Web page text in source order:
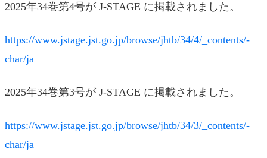
2025年34巻第4号が J-STAGE に掲載されました。
https://www.jstage.jst.go.jp/browse/jhtb/34/4/_contents/-
char/ja
2025年34巻第3号が J-STAGE に掲載されました。
https://www.jstage.jst.go.jp/browse/jhtb/34/3/_contents/-
char/ja